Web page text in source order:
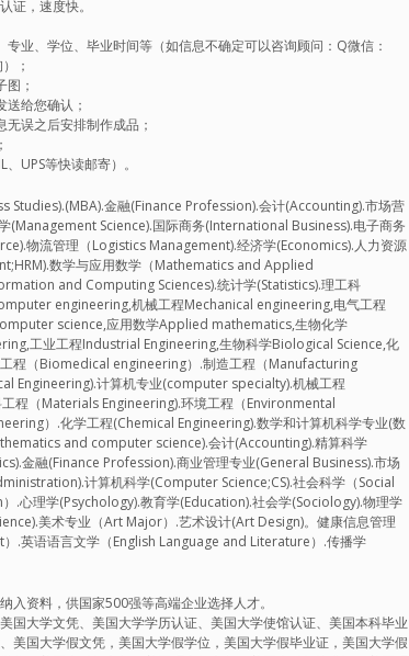
证，速度快。
业、学位、毕业时间等（如信息不确定可以咨询顾问：Q微信：
；
；
给您确认；
误之后安排制作成品；
UPS等快读邮寄）。
Studies).(MBA).金融(Finance Profession).会计(Accounting).市场营
(Management Science).国际商务(International Business).电子商务
物流管理（Logistics Management).经济学(Economics).人力资源
数学与应用数学（Mathematics and Applied
and Computing Sciences).统计学(Statistics).理工科
engineering,机械工程Mechanical engineering,电气工程
science,应用数学Applied mathematics,生物化学
工业工程Industrial Engineering,生物科学Biological Science,化
程（Biomedical engineering）.制造工程（Manufacturing
Engineering).计算机专业(computer specialty).机械工程
程（Materials Engineering).环境工程（Environmental
）.化学工程(Chemical Engineering).数学和计算机科学专业(数
and computer science).会计(Accounting).精算科学
金融(Finance Profession).商业管理专业(General Business).市场
计算机科学(Computer Science;CS).社会科学（Social
.心理学(Psychology).教育学(Education).社会学(Sociology).物理学
美术专业（Art Major）.艺术设计(Art Design)。健康信息管理
.英语语言文学（English Language and Literature）.传播学
入资料，供国家500强等高端企业选择人才。
国大学文凭、美国大学学历认证、美国大学使馆认证、美国本科毕业
美国大学假文凭，美国大学假学位，美国大学假毕业证，美国大学假